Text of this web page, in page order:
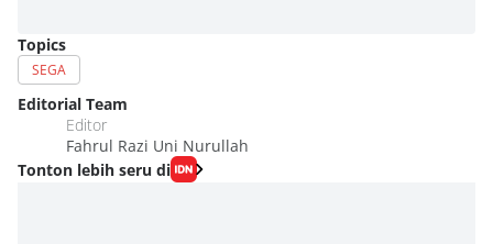
Topics
SEGA
Editorial Team
Editor
Fahrul Razi Uni Nurullah
Tonton lebih seru di